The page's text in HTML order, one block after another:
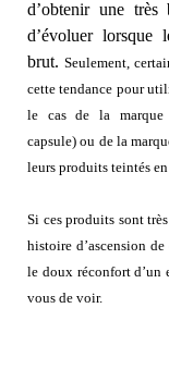
d’obtenir une
d’évoluer
brut.Seulement,
cette tendance pour
le cas de la
capsule) ou de la
leurs produits teintés
Si ces produits sont
histoire d’ascension
le doux réconfort d’un
vous de voir.